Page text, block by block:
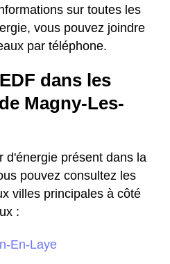
sur toutes les
vous pouvez joindre
par téléphone.
dans les
Magny-Les-
d'énergie présent dans la
pouvez consultez les
villes principales à côté
:
En-Laye